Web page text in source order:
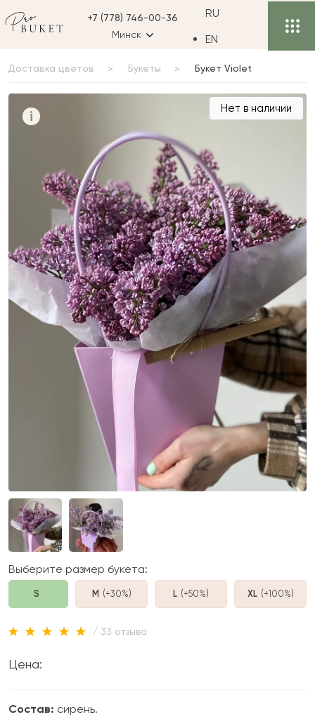
+7 (778) 746-00-36
Минск
RU
EN
Доставка цветов Букеты Букет Violet
i Нет в наличии
Выберите размер букета:
S M (+30%) L (+50%) XL (+100%)
/ 33 отзыва
Цена:
Состав: сирень.